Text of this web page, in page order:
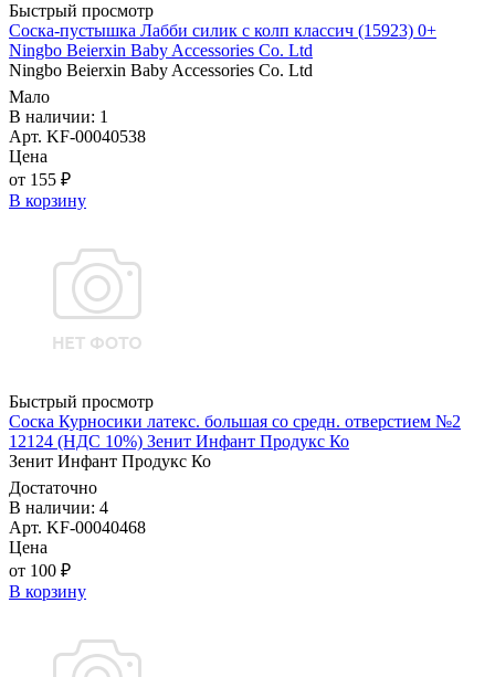
Быстрый просмотр
Соска-пустышка Лабби силик с колп классич (15923) 0+
Ningbo Beierxin Baby Accessories Co. Ltd
Ningbo Beierxin Baby Accessories Co. Ltd
Мало
В наличии: 1
Арт. KF-00040538
Цена
от 155 ₽
В корзину
Быстрый просмотр
Соска Курносики латекс. большая со средн. отверстием №2
12124 (НДС 10%) Зенит Инфант Продукс Ко
Зенит Инфант Продукс Ко
Достаточно
В наличии: 4
Арт. KF-00040468
Цена
от 100 ₽
В корзину